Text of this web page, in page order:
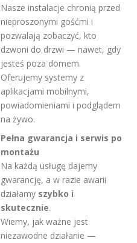
Nasze instalacje chronią przed
nieproszonymi gośćmi i
pozwalają zobaczyć, kto
dzwoni do drzwi — nawet, gdy
jesteś poza domem.
Oferujemy systemy z
aplikacjami mobilnymi,
powiadomieniami i podglądem
na żywo.
Pełna gwarancja i serwis po
montażu
Na każdą usługę dajemy
gwarancję, a w razie awarii
działamy szybko i
skutecznie.
Wiemy, jak ważne jest
niezawodne działanie —